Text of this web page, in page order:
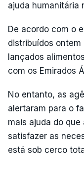
ajuda humanitária
De acordo com o
distribuídos
lançados
com os Emirados
No entanto, as
alertaram para o
mais ajuda do
satisfazer as
está sob cerco